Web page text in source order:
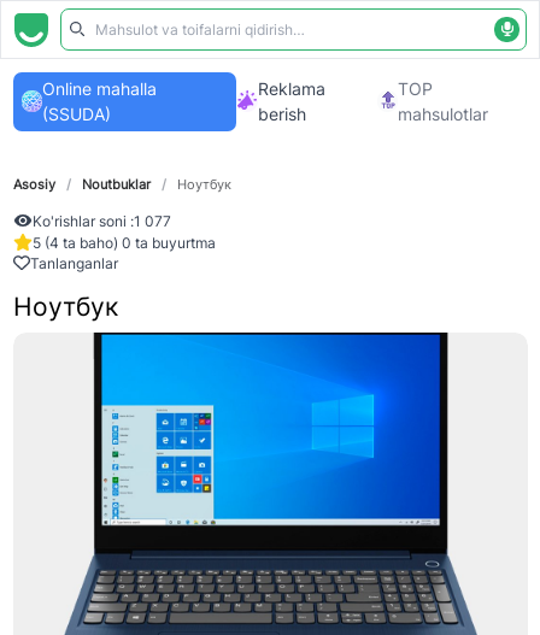
Online mahalla
(SSUDA)
Reklama
berish
TOP
mahsulotlar
Asosiy / Noutbuklar / Ноутбук
Ko'rishlar soni :1 077
5 (4 ta baho) 0 ta buyurtma
Tanlanganlar
Ноутбук